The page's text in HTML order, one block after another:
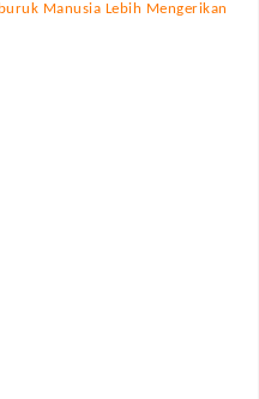
Manusia Lebih Mengerikan